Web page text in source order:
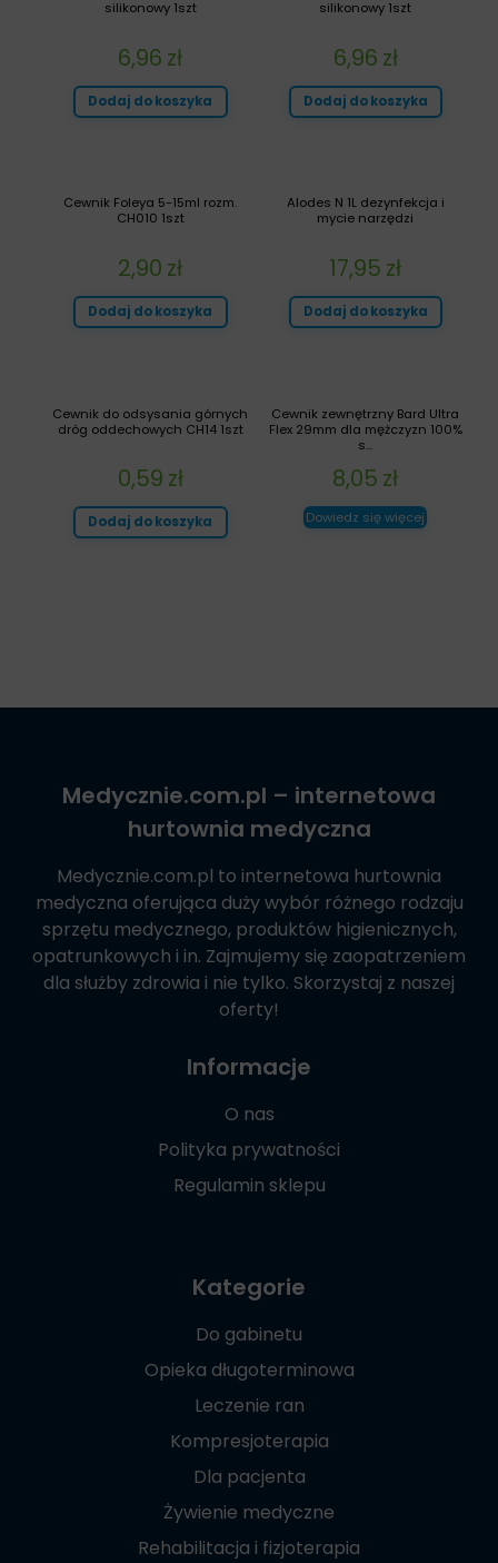
silikonowy 1szt
6,96 zł
Dodaj do koszyka
silikonowy 1szt
6,96 zł
Dodaj do koszyka
Alodes N 1L dezynfekcja i
mycie narzędzi
17,95 zł
Dodaj do koszyka
Cewnik Foleya 5-15ml rozm.
CH010 1szt
2,90 zł
Dodaj do koszyka
Cewnik zewnętrzny Bard Ultra
Flex 29mm dla mężczyzn 100%
s...
8,05 zł
Dowiedz się więcej
Cewnik do odsysania górnych
dróg oddechowych CH14 1szt
0,59 zł
Dodaj do koszyka
Medycznie.com.pl – internetowa
hurtownia medyczna
Medycznie.com.pl to internetowa hurtownia
medyczna oferująca duży wybór różnego rodzaju
sprzętu medycznego, produktów higienicznych,
opatrunkowych i in. Zajmujemy się zaopatrzeniem
dla służby zdrowia i nie tylko. Skorzystaj z naszej
oferty!
Informacje
O nas
Polityka prywatności
Regulamin sklepu
Kategorie
Do gabinetu
Opieka długoterminowa
Leczenie ran
Kompresjoterapia
Dla pacjenta
Żywienie medyczne
Rehabilitacja i fizjoterapia